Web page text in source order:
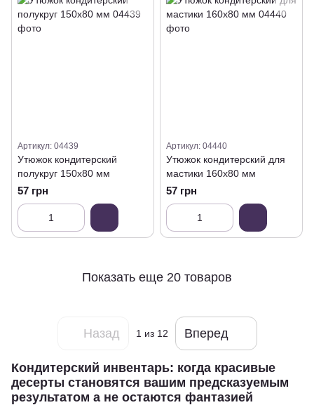
Артикул: 04439
Утюжок кондитерский
полукруг 150х80 мм
57 грн
Артикул: 04440
Утюжок кондитерский для
мастики 160х80 мм
57 грн
Показать еще 20 товаров
Назад 1 из 12 Вперед
Кондитерский инвентарь: когда красивые
десерты становятся вашим предсказуемым
результатом а не остаются фантазией